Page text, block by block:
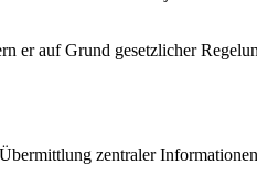
er auf Grund gesetzlicher
zentraler